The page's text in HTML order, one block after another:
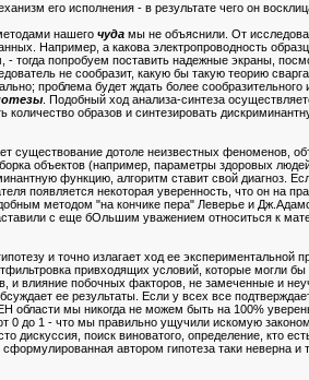
его исполнения - в результате чего он
нашего чудамы не объяснили. От
Например, а какова электропроводность
тогда попробуем поставить надежные экраны,
не сообразит, какую бы такую теорию
проблема будет ждать более
. Подобный ход анализа-синтеза
образов и синтезировать
существование дотоле неизвестных феноменов,
объектов (например, параметры здоровых
функцию, алгоритм ставит свой диагноз.
появляется некоторая уверенность, что он на
методом "на кончике пера" Леверье и
с еще бОльшим уважением относиться к
и точно излагает ход ее экспериментальной
привходящих условий, которые могли
и влияние побочных факторов, не замеченные и
ее результаты. Если у всех все
области мы никогда не можем быть на 100%
0 до 1 - что мы правильно ущучили искомую
дискуссия, поиск виноватого, определение, кто
автором гипотеза таки неверна